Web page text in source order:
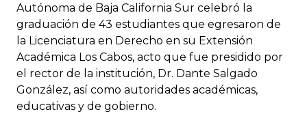
Autónoma de Baja California Sur celebró la
graduación de 43 estudiantes que egresaron de
la Licenciatura en Derecho en su Extensión
Académica Los Cabos, acto que fue presidido por
el rector de la institución, Dr. Dante Salgado
González, así como autoridades académicas,
educativas y de gobierno.